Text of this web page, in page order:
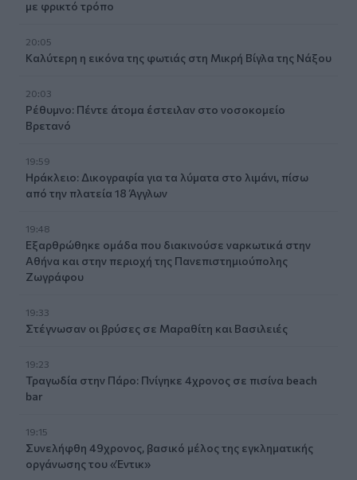
με φρικτό τρόπο
20:05
Καλύτερη η εικόνα της φωτιάς στη Μικρή Βίγλα της Νάξου
20:03
Ρέθυμνο: Πέντε άτομα έστειλαν στο νοσοκομείο
Βρετανό
19:59
Ηράκλειο: Δικογραφία για τα λύματα στο λιμάνι, πίσω
από την πλατεία 18 Άγγλων
19:48
Εξαρθρώθηκε ομάδα που διακινούσε ναρκωτικά στην
Αθήνα και στην περιοχή της Πανεπιστημιούπολης
Ζωγράφου
19:33
Στέγνωσαν οι βρύσες σε Μαραθίτη και Βασιλειές
19:23
Τραγωδία στην Πάρο: Πνίγηκε 4χρονος σε πισίνα beach
bar
19:15
Συνελήφθη 49χρονος, βασικό μέλος της εγκληματικής
οργάνωσης του «Έντικ»